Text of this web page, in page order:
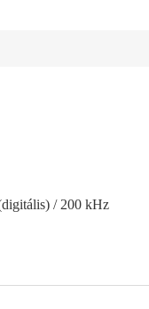
/ 200 kHz